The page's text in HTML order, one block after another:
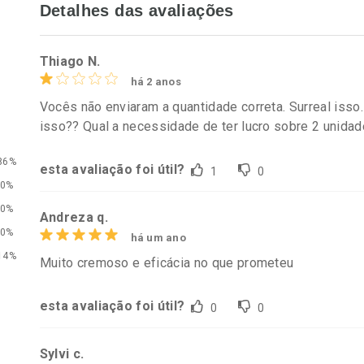
Desconto
Desconto
Laboratório
Ativar Desconto
Comprar sem Desconto
Por Menos
Comprar sem Desconto
0%
0%
0%
Detalhes das avaliações
Thiago N.
há 2 anos
Vocês não enviaram a quantidade correta. Surreal
isso?? Qual a necessidade de ter lucro sobre 2
esta avaliação foi útil? 1 0
Andreza q.
há um ano
Muito cremoso e eficácia no que prometeu
esta avaliação foi útil? 0 0
Sylvi c.